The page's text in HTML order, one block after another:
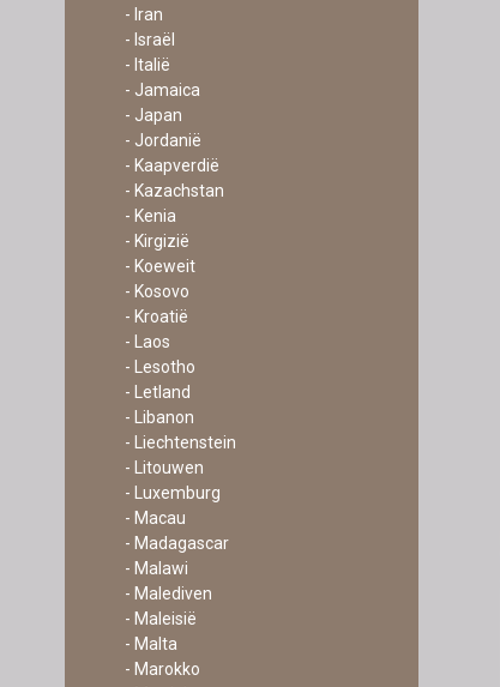
- Iran
- Israël
- Italië
- Jamaica
- Japan
- Jordanië
- Kaapverdië
- Kazachstan
- Kenia
- Kirgizië
- Koeweit
- Kosovo
- Kroatië
- Laos
- Lesotho
- Letland
- Libanon
- Liechtenstein
- Litouwen
- Luxemburg
- Macau
- Madagascar
- Malawi
- Malediven
- Maleisië
- Malta
- Marokko